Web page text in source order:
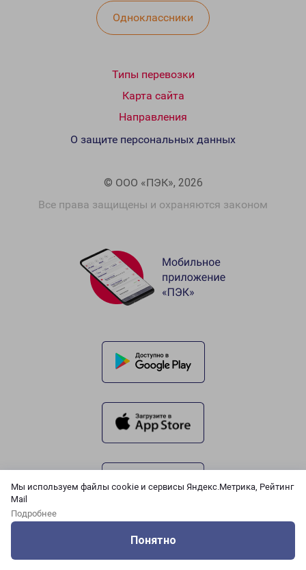
Мы используем файлы cookie и сервисы Яндекс.Метрика, Рейтинг
Mail
Подробнее
Понятно
Одноклассники
Типы перевозки
Карта сайта
Направления
© ООО «ПЭК», 2026
Все права защищены и охраняются законом
О защите персональных данных